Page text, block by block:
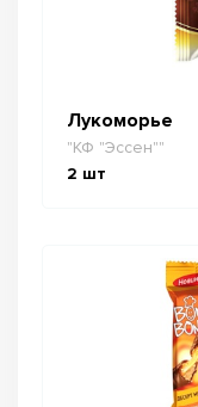
Лукоморье
"КФ "Эссен""
2 шт